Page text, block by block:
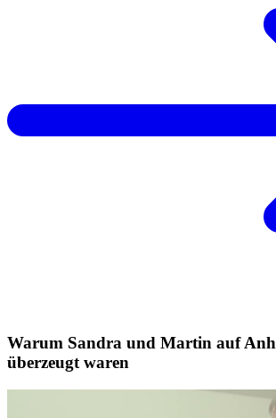
Warum Sandra und Martin auf
überzeugt waren